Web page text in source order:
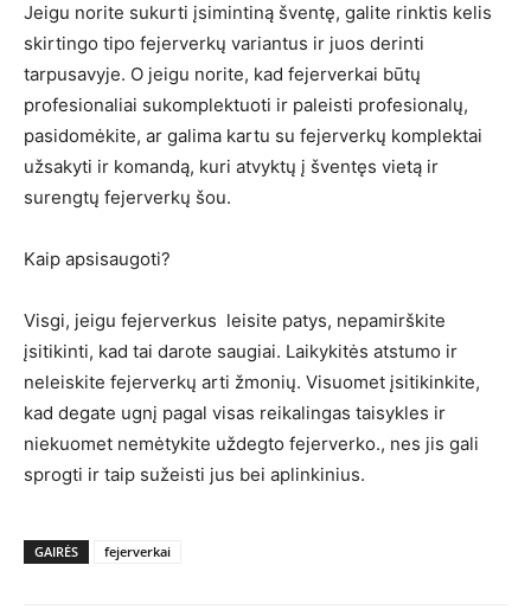
Jeigu norite sukurti įsimintiną šventę, galite rinktis kelis
skirtingo tipo fejerverkų variantus ir juos derinti
tarpusavyje. O jeigu norite, kad fejerverkai būtų
profesionaliai sukomplektuoti ir paleisti profesionalų,
pasidomėkite, ar galima kartu su fejerverkų komplektai
užsakyti ir komandą, kuri atvyktų į šventęs vietą ir
surengtų fejerverkų šou.
Kaip apsisaugoti?
Visgi, jeigu fejerverkus leisite patys, nepamirškite
įsitikinti, kad tai darote saugiai. Laikykitės atstumo ir
neleiskite fejerverkų arti žmonių. Visuomet įsitikinkite,
kad degate ugnį pagal visas reikalingas taisykles ir
niekuomet nemėtykite uždegto fejerverko., nes jis gali
sprogti ir taip sužeisti jus bei aplinkinius.
GAIRĖS fejerverkai